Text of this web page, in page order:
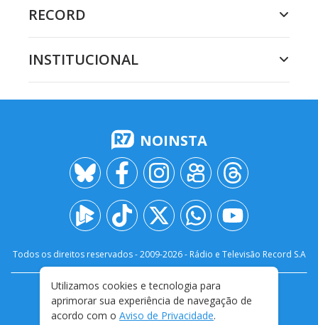
RECORD
INSTITUCIONAL
NOINSTA
Todos os direitos reservados - 2009-2026- Rádio e Televisão Record S.A
FALE CONOSCO
PRIVACIDADE
TERMOS E CONDIÇÕES DE USO
Utilizamos cookies e tecnologia para
aprimorar sua experiência de navegação de
acordo com o Aviso de Privacidade.